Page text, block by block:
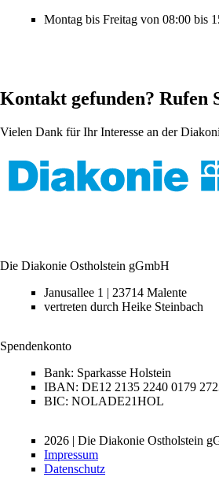
Montag bis Freitag von 08:00 bis
Kontakt gefunden? Rufen
Vielen Dank für Ihr Interesse an der
Die Diakonie Ostholstein gGmbH
Janusallee 1 | 23714 Malente
vertreten durch Heike Steinbach
Spendenkonto
Bank: Sparkasse Holstein
IBAN: DE12 2135 2240 0179
BIC: NOLADE21HOL
2026 | Die Diakonie Ostholstein
Impressum
Datenschutz